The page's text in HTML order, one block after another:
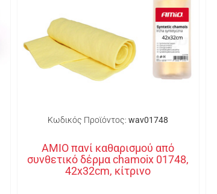
Κωδικός Προϊόντος: wav01748
AMIO πανί καθαρισμού από
συνθετικό δέρμα chamoix 01748,
42x32cm, κίτρινο